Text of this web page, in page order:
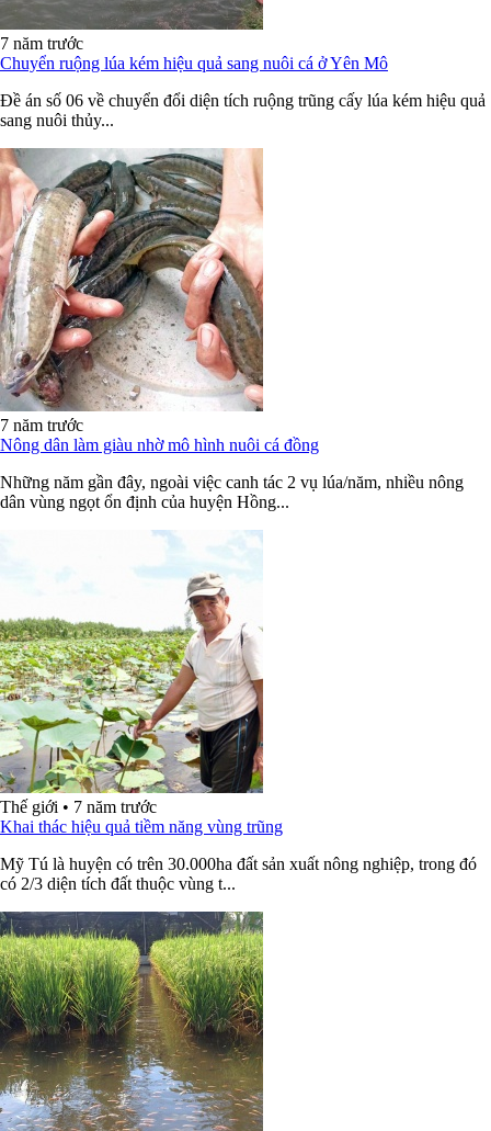
7 năm trước
Chuyển ruộng lúa kém hiệu quả sang nuôi cá ở Yên Mô
Đề án số 06 về chuyển đổi diện tích ruộng trũng cấy lúa kém hiệu quả
sang nuôi thủy...
7 năm trước
Nông dân làm giàu nhờ mô hình nuôi cá đồng
Những năm gần đây, ngoài việc canh tác 2 vụ lúa/năm, nhiều nông
dân vùng ngọt ổn định của huyện Hồng...
Thế giới • 7 năm trước
Khai thác hiệu quả tiềm năng vùng trũng
Mỹ Tú là huyện có trên 30.000ha đất sản xuất nông nghiệp, trong đó
có 2/3 diện tích đất thuộc vùng t...